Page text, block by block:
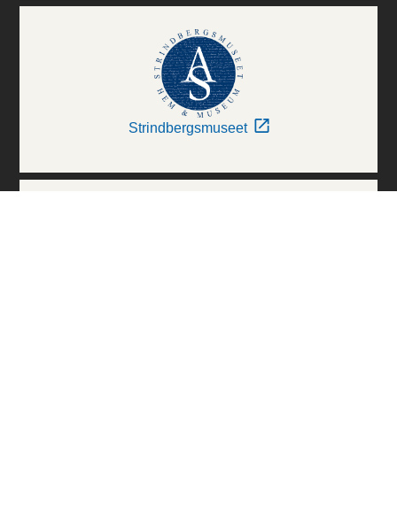
Strindbergsmuseet